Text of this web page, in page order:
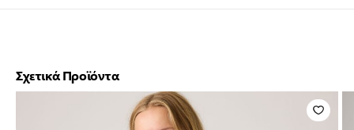
Σχετικά Προϊόντα